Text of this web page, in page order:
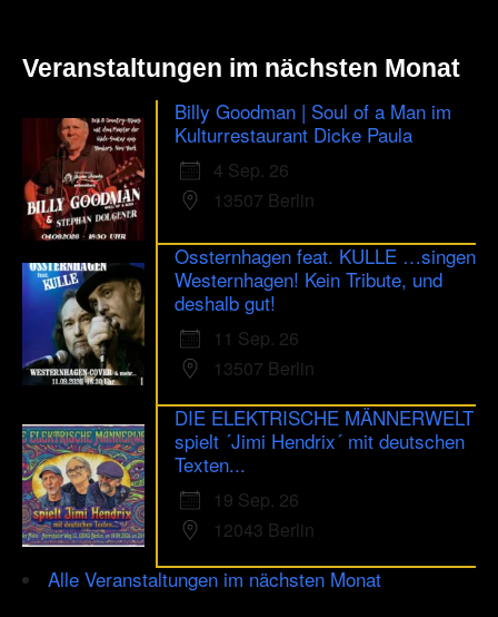
Veranstaltungen im nächsten Monat
Billy Goodman | Soul of a Man im
Kulturrestaurant Dicke Paula
4 Sep. 26
13507 Berlin
Ossternhagen feat. KULLE …singen
Westernhagen! Kein Tribute, und
deshalb gut!
11 Sep. 26
13507 Berlin
DIE ELEKTRISCHE MÄNNERWELT
spielt ´Jimi Hendrix´ mit deutschen
Texten...
19 Sep. 26
12043 Berlin
Alle Veranstaltungen im nächsten Monat